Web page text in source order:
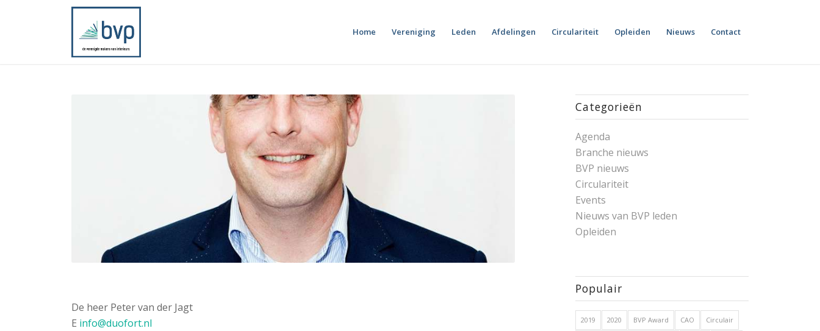
Home Vereniging Leden Afdelingen Circulariteit Opleiden Nieuws Contact
De heer Peter van der Jagt
E info@duofort.nl
Categorieën
Agenda
Branche nieuws
BVP nieuws
Circulariteit
Events
Nieuws van BVP leden
Opleiden
Populair
2019 2020 BVP Award CAO Circulair